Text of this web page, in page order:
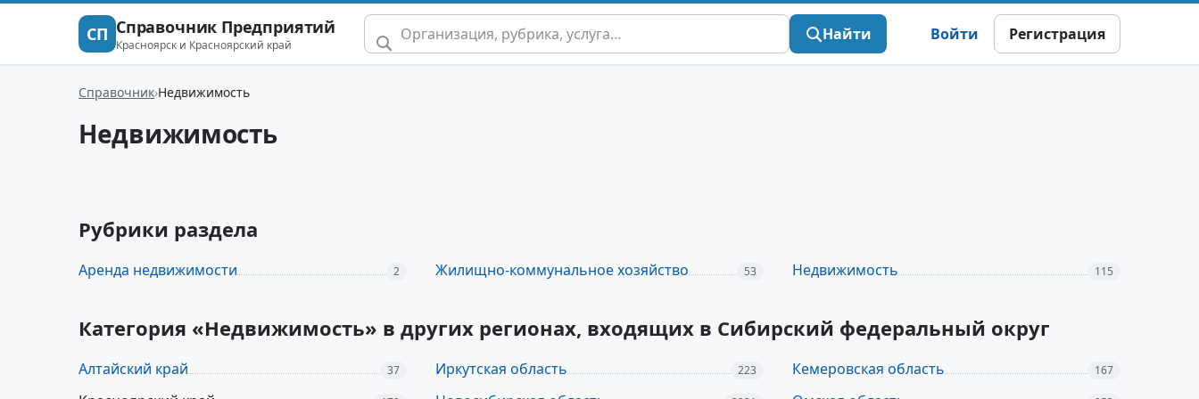
СП Справочник Предприятий
Красноярск и Красноярский край
Найти Войти Регистрация
Справочник Недвижимость
Недвижимость
Рубрики раздела
Аренда недвижимости 2 Жилищно-коммунальное хозяйство 53 Недвижимость 115
Категория «Недвижимость» в других регионах, входящих в Сибирский федеральный округ
Алтайский край 37 Иркутская область 223 Кемеровская область 167